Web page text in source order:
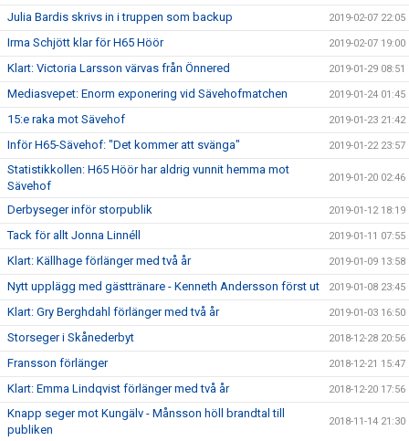
Julia Bardis skrivs in i truppen som backup 2019-02-07 22:05
Irma Schjött klar för H65 Höör 2019-02-07 19:00
Klart: Victoria Larsson värvas från Önnered 2019-01-29 08:51
Mediasvepet: Enorm exponering vid Sävehofmatchen 2019-01-24 01:45
15:e raka mot Sävehof 2019-01-23 21:42
Inför H65-Sävehof: "Det kommer att svänga" 2019-01-22 23:57
Statistikkollen: H65 Höör har aldrig vunnit hemma mot
Sävehof
2019-01-20 02:46
Derbyseger inför storpublik 2019-01-12 18:19
Tack för allt Jonna Linnéll 2019-01-11 07:55
Klart: Källhage förlänger med två år 2019-01-09 13:58
Nytt upplägg med gästtränare - Kenneth Andersson först ut 2019-01-08 23:45
Klart: Gry Berghdahl förlänger med två år 2019-01-03 16:50
Storseger i Skånederbyt 2018-12-28 20:56
Fransson förlänger 2018-12-21 15:47
Klart: Emma Lindqvist förlänger med två år 2018-12-20 17:56
Knapp seger mot Kungälv - Månsson höll brandtal till
publiken
2018-11-14 21:30